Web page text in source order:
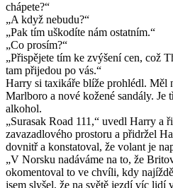
chápete?“
„A když nebudu?“
„Pak tím uškodíte nám ostatním.“
„Co prosím?“
„Přispějete tím ke zvýšení cen, což
tam přijedou po vás.“
Harry si taxikáře blíže prohlédl. Měl
Marlboro a nové kožené sandály. Je
alkohol.
„Surasak Road 111,“ uvedl Harry a
zavazadlového prostoru a přidržel
dovnitř a konstatoval, že volant je
„V Norsku nadáváme na to, že
okomentoval to ve chvíli, kdy
jsem slyšel, že na světě jezdí víc lidí